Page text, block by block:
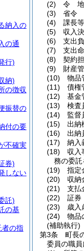
(2)
令 地
(3)
省令
(4)
課長
(5)
収入
(6)
支出
(7)
支出
(8)
契約
(9)
財産
(10)
物品
(11)
債権
(12)
基金
(13)
検査
(14)
監督
(15)
出納
(16)
出納
(17)
納入
(18)
収入
務の委託
(19)
指定
(20)
収納
(21)
支払
(22)
証券
(23)
歳入
(24)
物品
(補助執行)
第3条
町長
委員の職員
納入の
の通
行)
納)
の徴収
振替の
付の要
不確実
券)
しない
託)
の基
者の指